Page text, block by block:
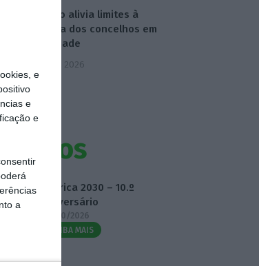
e
e
e
a
Governo alivia limites à
despesa dos concelhos em
calamidade
7 Agosto 2026
Fábrica 2030 – 10.º
Aniversário
14/10/2026
SAIBA MAIS